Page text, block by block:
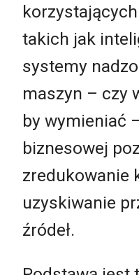
takich jak
systemy
maszyn – czy
by wymieniać
biznesowej
zredukowanie
uzyskiwanie
źródeł.